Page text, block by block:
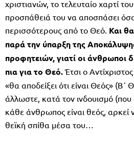
χριστιανών, το τελευταίο χαρτί
προσπάθειά του να αποσπάσει
περισσότερους από το Θεό. Και
παρά την ύπαρξη της
προφητειών, γιατί οι άνθρωποι
πια για το Θεό.Έτσι ο
«θα αποδείξει ότι είναι Θεός»
άλλωστε, κατά τον ινδουισμό (που
κάθε άνθρωπος είναι θεός, αρκεί
θεϊκή σπίθα μέσα του…